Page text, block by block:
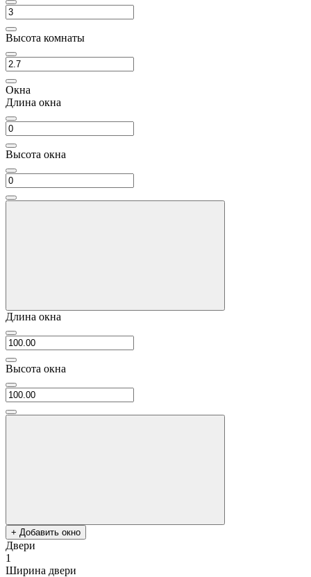
Высота комнаты
Окна
Длина окна
Высота окна
Длина окна
Высота окна
+ Добавить окно
Двери
1
Ширина двери